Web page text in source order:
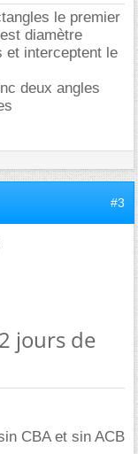
le premier
diamètre
et interceptent le
deux angles
#3
jours de
CBA et sin ACB